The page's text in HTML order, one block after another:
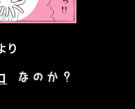
り
なのか？